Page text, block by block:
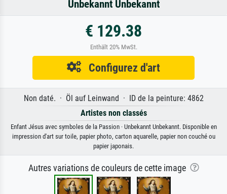
Unbekannt Unbekannt
€ 129.38
Enthält 20% MwSt.
Configurez d'art
Non daté. · Öl auf Leinwand · ID de la peinture: 4862
Artistes non classés
Enfant Jésus avec symboles de la Passion · Unbekannt Unbekannt. Disponible en
impression d'art sur toile, papier photo, carton aquarelle, papier non couché ou
papier japonais.
Autres variations de couleurs de cette image